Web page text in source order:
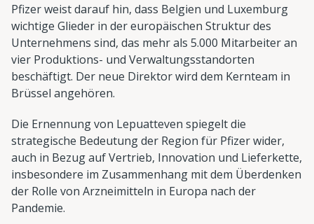
Pfizer weist darauf hin, dass Belgien und Luxemburg
wichtige Glieder in der europäischen Struktur des
Unternehmens sind, das mehr als 5.000 Mitarbeiter an
vier Produktions- und Verwaltungsstandorten
beschäftigt. Der neue Direktor wird dem Kernteam in
Brüssel angehören.
Die Ernennung von Lepuatteven spiegelt die
strategische Bedeutung der Region für Pfizer wider,
auch in Bezug auf Vertrieb, Innovation und Lieferkette,
insbesondere im Zusammenhang mit dem Überdenken
der Rolle von Arzneimitteln in Europa nach der
Pandemie.